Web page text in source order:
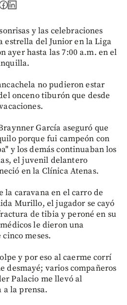
y las celebraciones
estrella del Junior en la Liga
ayer hasta las 7:00 a.m. en el
no pudieron estar
onceno tiburón que desde
García aseguró que
porque fui campeón con
y los demás continuaban los
el juvenil delantero
en la Clínica Atenas.
la caravana en el carro de
Murillo, el jugador se cayó
de tibia y peroné en su
le dieron una
meses.
y por eso al caerme corrí
desmayé; varios compañeros
Palacio me llevó al
a la prensa.